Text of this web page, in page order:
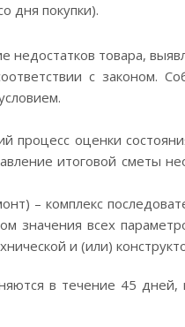
дня покупки).
недостатков товара,
с законом.
процесс оценки
итоговой сметы
– комплекс
значения всех
и (или)
в течение 45